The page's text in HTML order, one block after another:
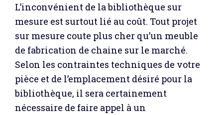
L’inconvénient de la bibliothèque sur
mesure est surtout lié au coût. Tout projet
sur mesure coute plus cher qu’un meuble
de fabrication de chaine sur le marché.
Selon les contraintes techniques de votre
pièce et de l’emplacement désiré pour la
bibliothèque, il sera certainement
nécessaire de faire appel à un